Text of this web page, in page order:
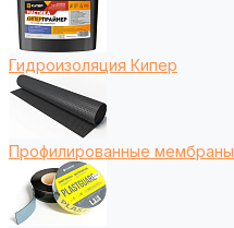
Гидроизоляция Кипер
Профилированные мембраны